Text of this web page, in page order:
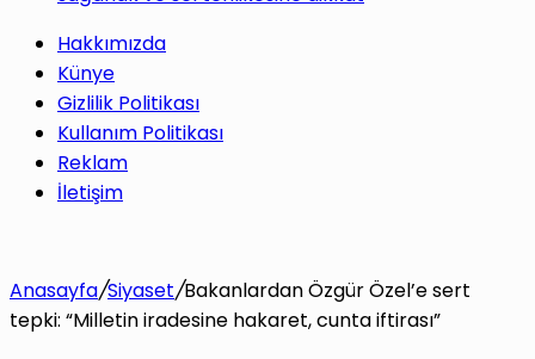
Hakkımızda
Künye
Gizlilik Politikası
Kullanım Politikası
Reklam
İletişim
Anasayfa/Siyaset/Bakanlardan Özgür Özel’e sert
tepki: “Milletin iradesine hakaret, cunta iftirası”